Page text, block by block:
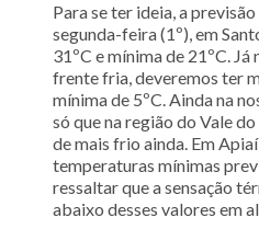
Para se ter ideia, a
segunda-feira (1º), em
31ºC e mínima de 21ºC.
frente fria, deveremos ter
mínima de 5ºC. Ainda na
só que na região do Vale
de mais frio ainda. Em
temperaturas mínimas
ressaltar que a sensação
abaixo desses valores em